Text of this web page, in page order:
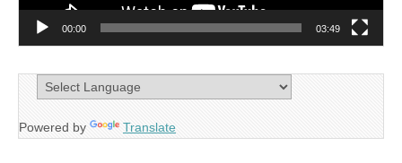
00:00 03:49
Powered by Translate